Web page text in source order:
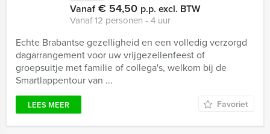
Vanaf€ 54,50 p.p. excl. BTW
Vanaf 12 personen ‐ 4 uur
Echte Brabantse gezelligheid en een volledig verzorgd
dagarrangement voor uw vrijgezellenfeest of
groepsuitje met familie of collega's, welkom bij de
Smartlappentour van ...
LEES MEER Favoriet